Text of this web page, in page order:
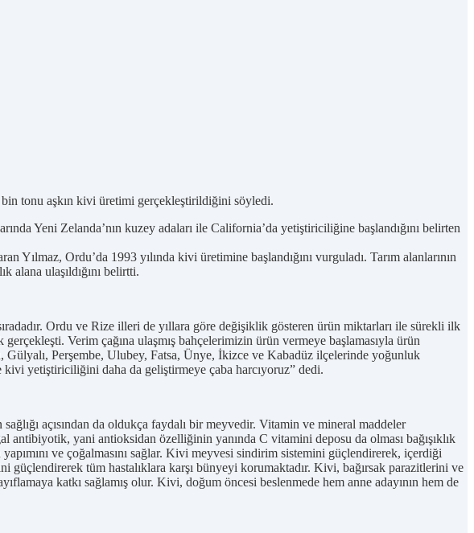
bin tonu aşkın kivi üretimi gerçekleştirildiğini söyledi.
Yeni Zelanda’nın kuzey adaları ile California’da yetiştiriciliğine başlandığını belirten
Yılmaz, Ordu’da 1993 yılında kivi üretimine başlandığını vurguladı. Tarım alanlarının
alana ulaşıldığını belirtti.
Ordu ve Rize illeri de yıllara göre değişiklik gösteren ürün miktarları ile sürekli ilk
Verim çağına ulaşmış bahçelerimizin ürün vermeye başlamasıyla ürün
Gülyalı, Perşembe, Ulubey, Fatsa, Ünye, İkizce ve Kabadüz ilçelerinde yoğunluk
kivi yetiştiriciliğini daha da geliştirmeye çaba harcıyoruz” dedi.
açısından da oldukça faydalı bir meyvedir. Vitamin ve mineral maddeler
yani antioksidan özelliğinin yanında C vitamini deposu da olması bağışıklık
ve çoğalmasını sağlar. Kivi meyvesi sindirim sistemini güçlendirerek, içerdiği
tüm hastalıklara karşı bünyeyi korumaktadır. Kivi, bağırsak parazitlerini ve
katkı sağlamış olur. Kivi, doğum öncesi beslenmede hem anne adayının hem de